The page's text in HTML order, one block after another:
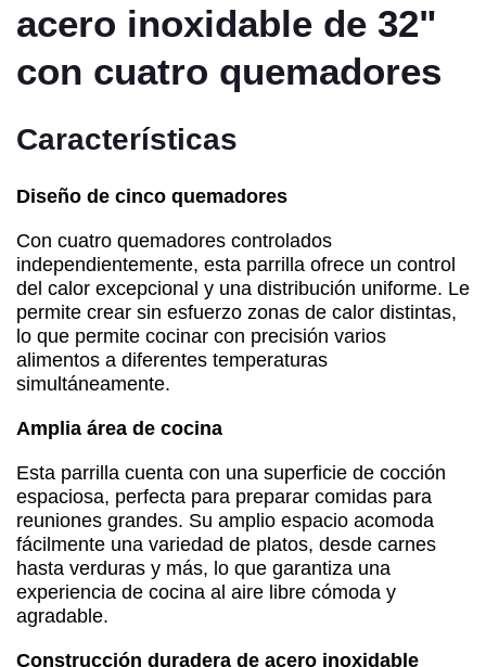
acero inoxidable de 32"
con cuatro quemadores
Características
Diseño de cinco quemadores
Con cuatro quemadores controlados
independientemente, esta parrilla ofrece un control
del calor excepcional y una distribución uniforme. Le
permite crear sin esfuerzo zonas de calor distintas,
lo que permite cocinar con precisión varios
alimentos a diferentes temperaturas
simultáneamente.
Amplia área de cocina
Esta parrilla cuenta con una superficie de cocción
espaciosa, perfecta para preparar comidas para
reuniones grandes. Su amplio espacio acomoda
fácilmente una variedad de platos, desde carnes
hasta verduras y más, lo que garantiza una
experiencia de cocina al aire libre cómoda y
agradable.
Construcción duradera de acero inoxidable